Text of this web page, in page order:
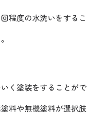
程度の水洗いをするこ
く塗装をすることがで
料や無機塗料が選択肢